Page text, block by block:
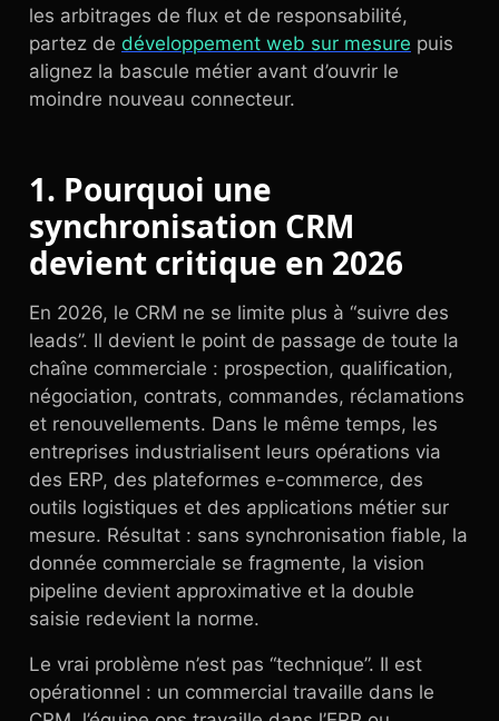
les arbitrages de flux et de responsabilité,
partez de développement web sur mesure puis
alignez la bascule métier avant d’ouvrir le
moindre nouveau connecteur.
1. Pourquoi une
synchronisation CRM
devient critique en 2026
En 2026, le CRM ne se limite plus à “suivre des
leads”. Il devient le point de passage de toute la
chaîne commerciale : prospection, qualification,
négociation, contrats, commandes, réclamations
et renouvellements. Dans le même temps, les
entreprises industrialisent leurs opérations via
des ERP, des plateformes e-commerce, des
outils logistiques et des applications métier sur
mesure. Résultat : sans synchronisation fiable, la
donnée commerciale se fragmente, la vision
pipeline devient approximative et la double
saisie redevient la norme.
Le vrai problème n’est pas “technique”. Il est
opérationnel : un commercial travaille dans le